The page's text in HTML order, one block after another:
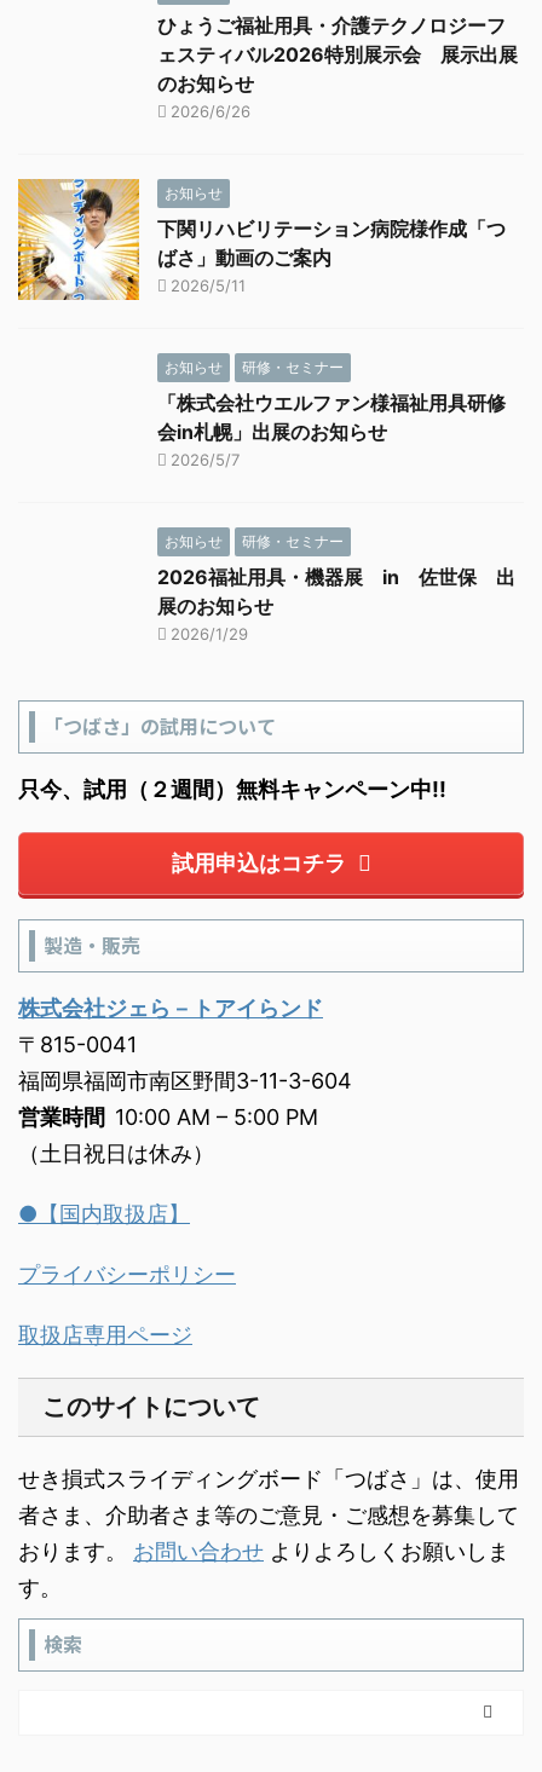
ひょうご福祉用具・介護テクノロジーフ
ェスティバル2026特別展示会 展示出展
のお知らせ
2026/6/26
お知らせ
下関リハビリテーション病院様作成「つ
ばさ」動画のご案内
2026/5/11
お知らせ 研修・セミナー
「株式会社ウエルファン様福祉用具研修
会in札幌」出展のお知らせ
2026/5/7
お知らせ 研修・セミナー
2026福祉用具・機器展 in 佐世保 出
展のお知らせ
2026/1/29
「つばさ」の試用について
只今、試用（２週間）無料キャンペーン中!!
試用申込はコチラ
製造・販売
株式会社ジェら－トアイらンド
〒815-0041
福岡県福岡市南区野間3-11-3-604
営業時間 10:00 AM – 5:00 PM
（土日祝日は休み）
●【国内取扱店】
プライバシーポリシー
取扱店専用ページ
このサイトについて
せき損式スライディングボード「つばさ」は、使用
者さま、介助者さま等のご意見・ご感想を募集して
おります。 お問い合わせ よりよろしくお願いしま
す。
検索